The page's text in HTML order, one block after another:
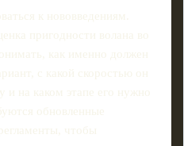
к нововведениям.
пригодности волана во
как именно должен
с какой скоростью он
и на каком этапе его нужно
обновленные
чтобы